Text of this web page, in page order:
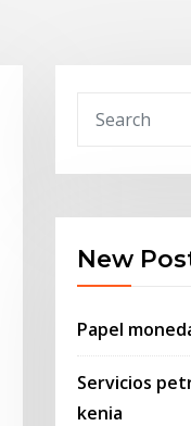
New
Papel
Servicios
kenia